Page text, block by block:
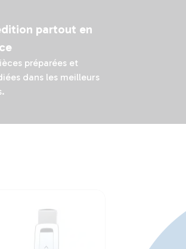
partout en
préparées et
dans les meilleurs